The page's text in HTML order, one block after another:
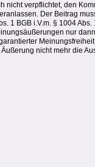
nicht verpflichtet, den
Der Beitrag
1 BGB i.V.m. § 1004 Abs.
nur
nicht mehr die